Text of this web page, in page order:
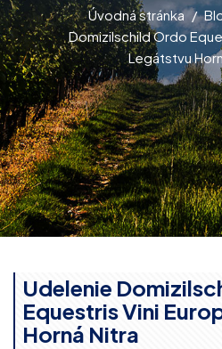
Úvodná stránka
Domizilschild Ordo
Legátstvu
Udelenie
Equestris Vini
Horná Nitra